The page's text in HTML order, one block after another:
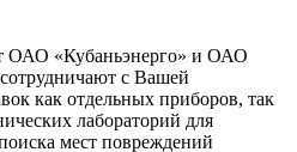
ОАО «Кубаньэнерго» и ОАО
с Вашей
как отдельных приборов, так
лабораторий для
мест повреждений